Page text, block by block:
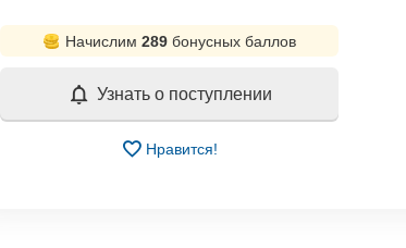
Начислим 289бонусных баллов
Узнать о поступлении
Нравится!